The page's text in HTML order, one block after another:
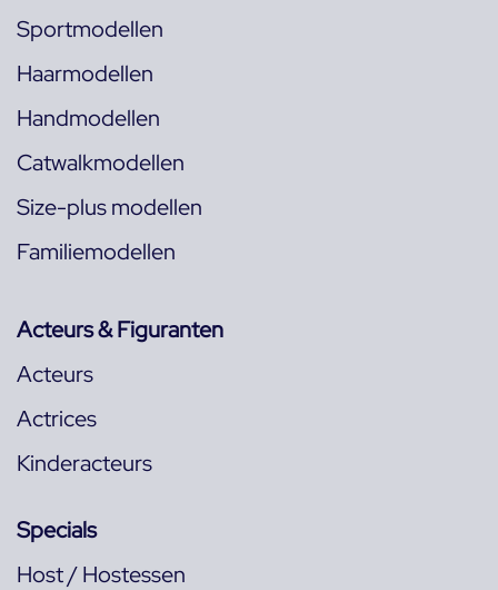
Sportmodellen
Haarmodellen
Handmodellen
Catwalkmodellen
Size-plus modellen
Familiemodellen
Acteurs & Figuranten
Acteurs
Actrices
Kinderacteurs
Specials
Host / Hostessen